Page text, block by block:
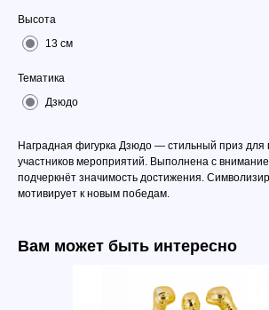
Высота
13 см
Тематика
Дзюдо
Наградная фигурка Дзюдо — стильный приз для
участников мероприятий. Выполнена с
подчеркнёт значимость достижения.
мотивирует к новым победам.
Вам может быть интересно